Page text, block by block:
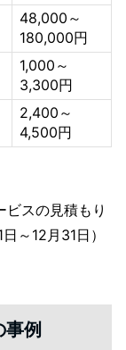
48,000～
180,000円
1,000～
3,300円
2,400～
4,500円
スの見積もり
～12月31日）
事例